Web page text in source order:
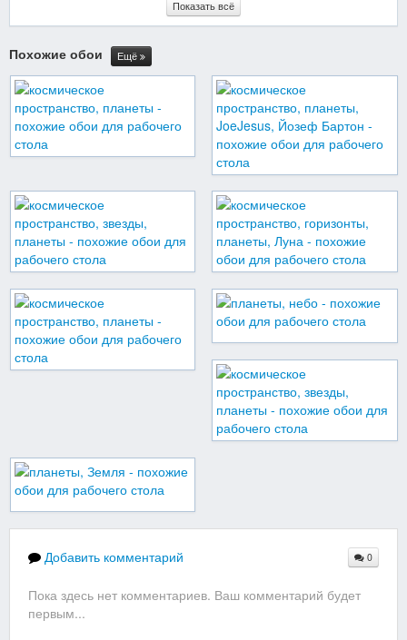
Показать всё
Похожие обои Ещё
Добавить комментарий 0
Пока здесь нет комментариев. Ваш комментарий будет
первым...